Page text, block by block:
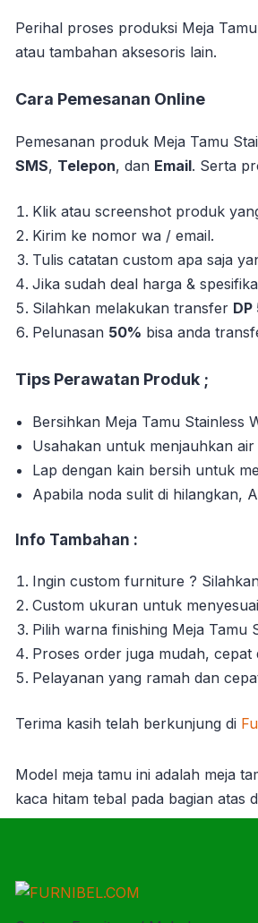
Perihal proses produksi Meja
atau tambahan aksesoris lain.
Cara Pemesanan Online
Pemesanan produk Meja Tamu
SMS, Telepon, dan Email. Serta
Klik atau screenshot produk
Kirim ke nomor wa / email.
Tulis catatan custom apa saja
Jika sudah deal harga &
Silahkan melakukan transfer DP
Pelunasan 50% bisa anda
Tips Perawatan Produk ;
Bersihkan Meja Tamu Stainless
Usahakan untuk menjauhkan
Lap dengan kain bersih untuk
Apabila noda sulit di hilangkan,
Info Tambahan :
Ingin custom furniture ?
Custom ukuran untuk
Pilih warna finishing Meja Tamu
Proses order juga mudah,
Pelayanan yang ramah dan
Terima kasih telah berkunjung di
Model meja tamu ini adalah meja
kaca hitam tebal pada bagian atas